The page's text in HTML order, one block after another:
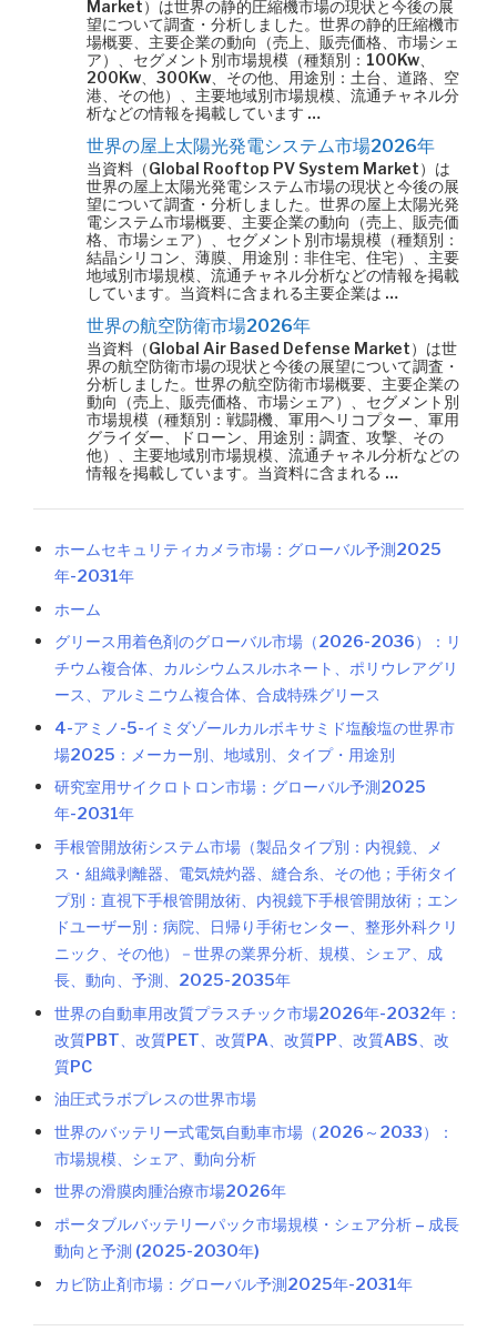
Market）は世界の静的圧縮機市場の現状と今後の展
望について調査・分析しました。世界の静的圧縮機市
場概要、主要企業の動向（売上、販売価格、市場シェ
ア）、セグメント別市場規模（種類別：100Kw、
200Kw、300Kw、その他、用途別：土台、道路、空
港、その他）、主要地域別市場規模、流通チャネル分
析などの情報を掲載しています …
世界の屋上太陽光発電システム市場2026年
当資料（Global Rooftop PV System Market）は
世界の屋上太陽光発電システム市場の現状と今後の展
望について調査・分析しました。世界の屋上太陽光発
電システム市場概要、主要企業の動向（売上、販売価
格、市場シェア）、セグメント別市場規模（種類別：
結晶シリコン、薄膜、用途別：非住宅、住宅）、主要
地域別市場規模、流通チャネル分析などの情報を掲載
しています。当資料に含まれる主要企業は …
世界の航空防衛市場2026年
当資料（Global Air Based Defense Market）は世
界の航空防衛市場の現状と今後の展望について調査・
分析しました。世界の航空防衛市場概要、主要企業の
動向（売上、販売価格、市場シェア）、セグメント別
市場規模（種類別：戦闘機、軍用ヘリコプター、軍用
グライダー、ドローン、用途別：調査、攻撃、その
他）、主要地域別市場規模、流通チャネル分析などの
情報を掲載しています。当資料に含まれる …
ホームセキュリティカメラ市場：グローバル予測2025
年-2031年
ホーム
グリース用着色剤のグローバル市場（2026-2036）：リ
チウム複合体、カルシウムスルホネート、ポリウレアグリ
ース、アルミニウム複合体、合成特殊グリース
4-アミノ-5-イミダゾールカルボキサミド塩酸塩の世界市
場2025：メーカー別、地域別、タイプ・用途別
研究室用サイクロトロン市場：グローバル予測2025
年-2031年
手根管開放術システム市場（製品タイプ別：内視鏡、メ
ス・組織剥離器、電気焼灼器、縫合糸、その他；手術タイ
プ別：直視下手根管開放術、内視鏡下手根管開放術；エン
ドユーザー別：病院、日帰り手術センター、整形外科クリ
ニック、その他）－世界の業界分析、規模、シェア、成
長、動向、予測、2025-2035年
世界の自動車用改質プラスチック市場2026年-2032年：
改質PBT、改質PET、改質PA、改質PP、改質ABS、改
質PC
油圧式ラボプレスの世界市場
世界のバッテリー式電気自動車市場（2026～2033）：
市場規模、シェア、動向分析
世界の滑膜肉腫治療市場2026年
ポータブルバッテリーパック市場規模・シェア分析 – 成長
動向と予測 (2025-2030年)
カビ防止剤市場：グローバル予測2025年-2031年